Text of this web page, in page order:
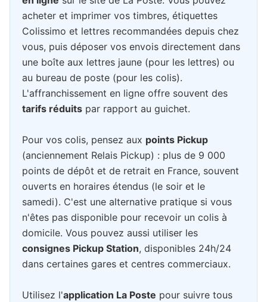
acheter et imprimer vos timbres, étiquettes
Colissimo et lettres recommandées depuis chez
vous, puis déposer vos envois directement dans
une boîte aux lettres jaune (pour les lettres) ou
au bureau de poste (pour les colis).
L'affranchissement en ligne offre souvent des
tarifs réduits par rapport au guichet.
Pour vos colis, pensez aux points Pickup
(anciennement Relais Pickup) : plus de 9 000
points de dépôt et de retrait en France, souvent
ouverts en horaires étendus (le soir et le
samedi). C'est une alternative pratique si vous
n'êtes pas disponible pour recevoir un colis à
domicile. Vous pouvez aussi utiliser les
consignes Pickup Station, disponibles 24h/24
dans certaines gares et centres commerciaux.
Utilisez l'application La Poste pour suivre tous